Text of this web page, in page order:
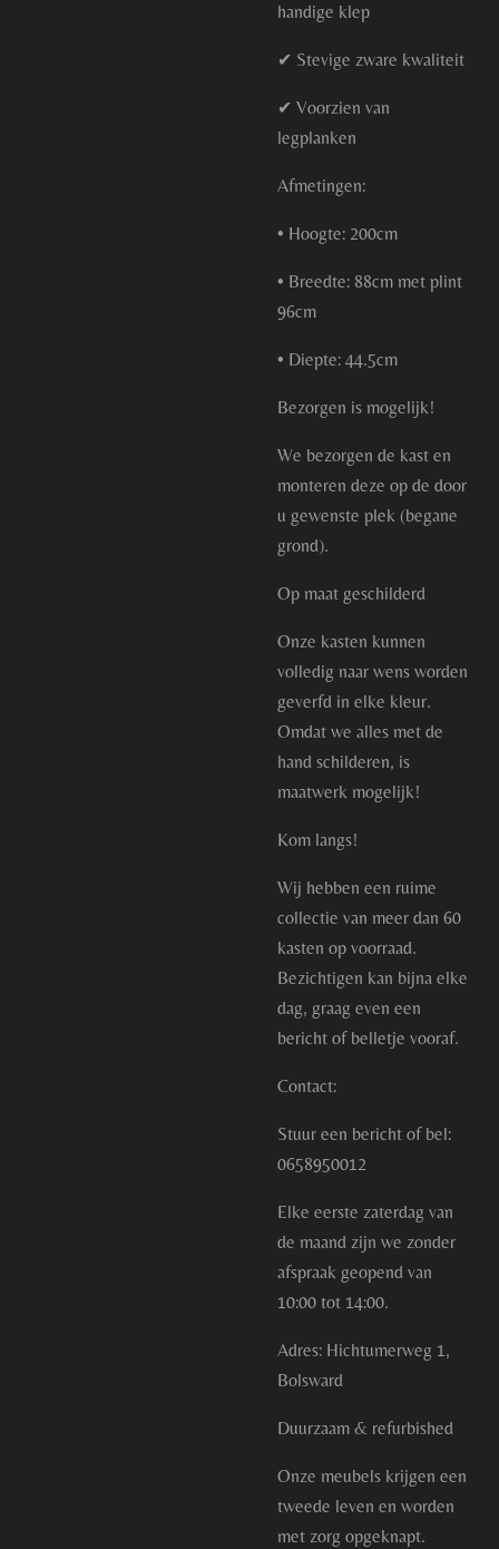
handige klep
✔ Stevige zware kwaliteit
✔ Voorzien van
legplanken
Afmetingen:
• Hoogte: 200cm
• Breedte: 88cm met plint
96cm
• Diepte: 44.5cm
Bezorgen is mogelijk!
We bezorgen de kast en
monteren deze op de door
u gewenste plek (begane
grond).
Op maat geschilderd
Onze kasten kunnen
volledig naar wens worden
geverfd in elke kleur.
Omdat we alles met de
hand schilderen, is
maatwerk mogelijk!
Kom langs!
Wij hebben een ruime
collectie van meer dan 60
kasten op voorraad.
Bezichtigen kan bijna elke
dag, graag even een
bericht of belletje vooraf.
Contact:
Stuur een bericht of bel:
0658950012
Elke eerste zaterdag van
de maand zijn we zonder
afspraak geopend van
10:00 tot 14:00.
Adres: Hichtumerweg 1,
Bolsward
Duurzaam & refurbished
Onze meubels krijgen een
tweede leven en worden
met zorg opgeknapt.